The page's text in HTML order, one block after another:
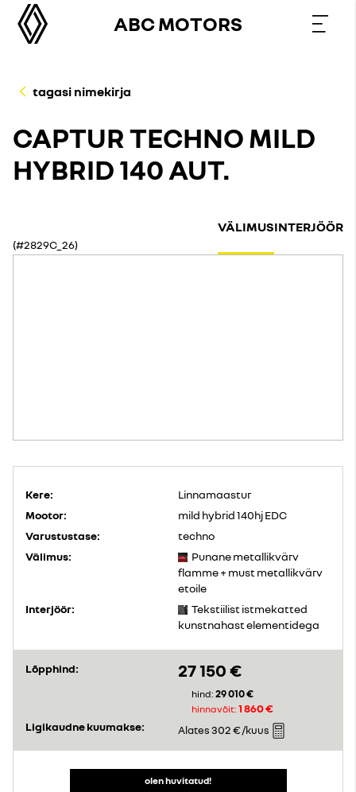
ABC MOTORS
tagasi nimekirja
CAPTUR TECHNO MILD
HYBRID 140 AUT.
(#2829C_26)
VÄLIMUSINTERJÖÖR
Kere:
Linnamaastur
Mootor:
mild hybrid 140hj EDC
Varustustase:
techno
Välimus:
Punane metallikvärv
flamme + must metallikvärv
etoile
Interjöör:
Tekstiilist istmekatted
kunstnahast elementidega
Lõpphind: 27 150 €
hind: 29 010 €
hinnavõit: 1 860 €
Ligikaudne kuumakse:
Alates302 €/kuus
olen huvitatud!